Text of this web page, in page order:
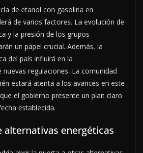
de etanol con gasolina en
de varios factores. La evolución de
y la presión de los grupos
un papel crucial. Además, la
del país influirá en la
regulaciones. La comunidad
estará atenta a los avances en este
el gobierno presente un plan claro
establecida.
alternativas energéticas